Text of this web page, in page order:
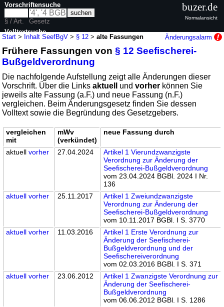
Start > Inhalt SeefBgV > § 12 >alte Fassungen Änderungsalarm
Frühere Fassungen von§ 12 Seefischerei-
Bußgeldverordnung
Die nachfolgende Aufstellung zeigt alle Änderungen dieser
Vorschrift. Über die Linksaktuell undvorher können Sie
jeweils alte Fassung (a.F.) und neue Fassung (n.F.)
vergleichen. Beim Änderungsgesetz finden Sie dessen
Volltext sowie die Begründung des Gesetzgebers.
vergleichen
mit
mWv
(verkündet)
neue Fassung durch
aktuellvorher 27.04.2024
Artikel 1 Vierundzwanzigste
Verordnung zur Änderung der
Seefischerei-Bußgeldverordnung
vom 23.04.2024 BGBl. 2024 I Nr.
136
aktuell vorher 25.11.2017
Artikel 1 Zweiundzwanzigste
Verordnung zur Änderung der
Seefischerei-Bußgeldverordnung
vom 10.11.2017 BGBl. I S. 3770
aktuell vorher 11.03.2016
Artikel 1 Erste Verordnung zur
Änderung der Seefischerei-
Bußgeldverordnung und der
Seefischereiverordnung
vom 02.03.2016 BGBl. I S. 371
aktuell vorher 23.06.2012
Artikel 1 Zwanzigste Verordnung zur
Änderung der Seefischerei-
Bußgeldverordnung
vom 06.06.2012 BGBl. I S. 1286
Vorschriftensuche
§ / Art.
Gesetz
Volltextsuche
nur in SeefBgV
buzer.de
Normalansicht